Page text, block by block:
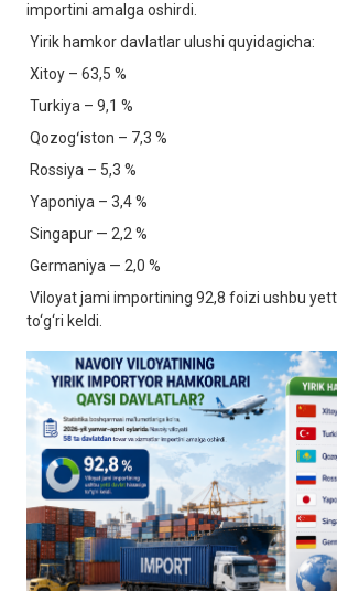
importini amalga oshirdi.
Yirik hamkor davlatlar ulushi quyidagicha:
Xitoy – 63,5 %
Turkiya – 9,1 %
Qozogʻiston – 7,3 %
Rossiya – 5,3 %
Yaponiya – 3,4 %
Singapur — 2,2 %
Germaniya — 2,0 %
Viloyat jami importining 92,8 foizi ushbu
to‘g‘ri keldi.